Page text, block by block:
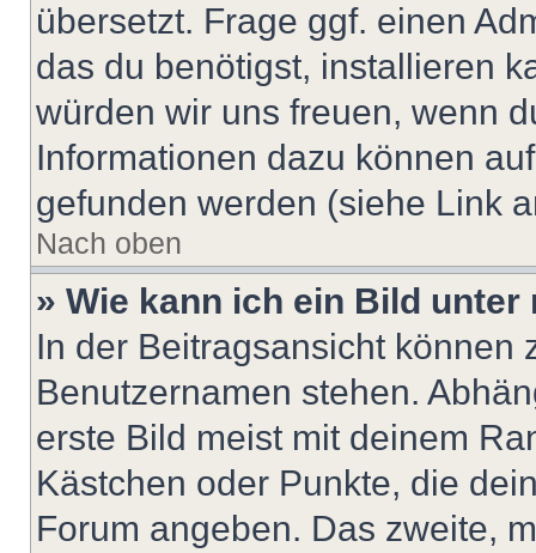
übersetzt. Frage ggf. einen
das du benötigst, installieren
würden wir uns freuen, wenn
Informationen dazu können
gefunden werden (siehe Link
Nach oben
» Wie kann ich ein Bild
In der Beitragsansicht können
Benutzernamen stehen.
erste Bild meist mit deinem
Kästchen oder Punkte, die
Forum angeben. Das zweite,